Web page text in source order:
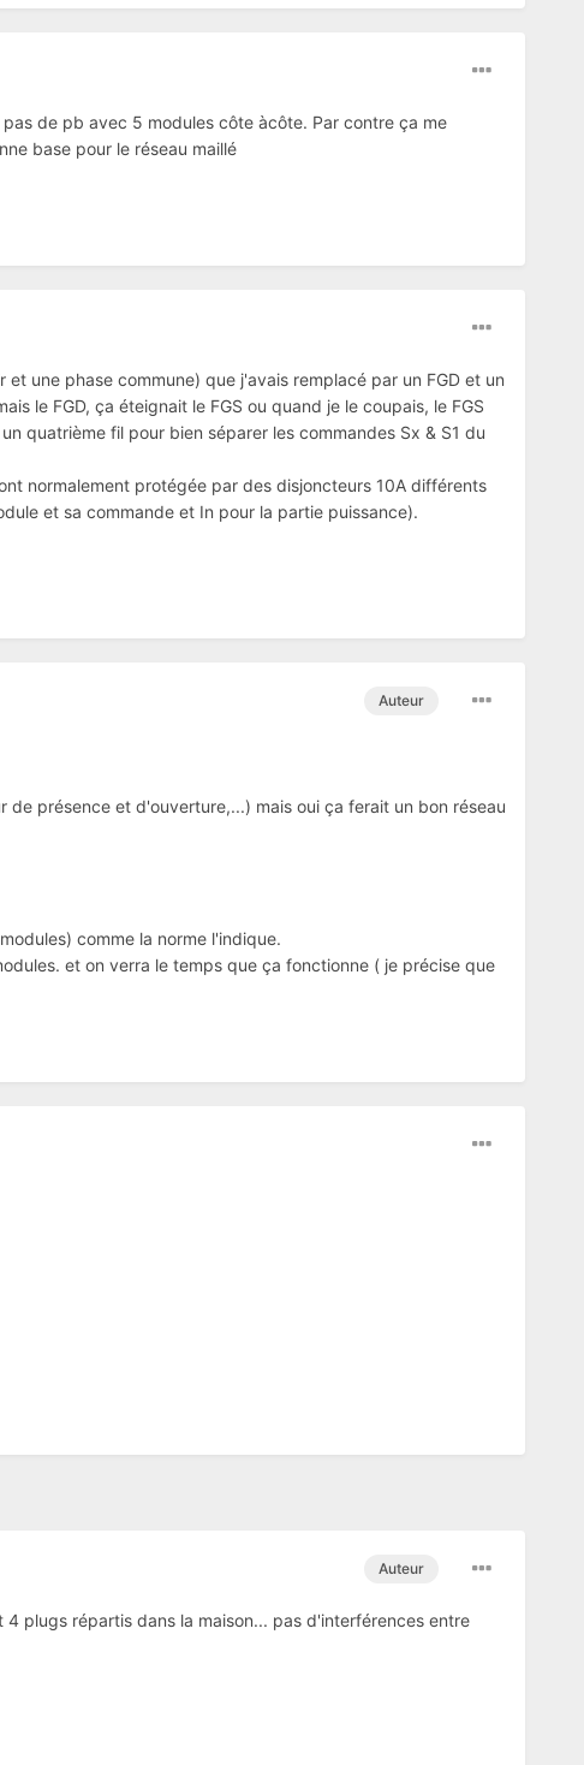
de pb avec 5 modules côte àcôte. Par contre ça me
base pour le réseau maillé
une phase commune) que j'avais remplacé par un FGD et un
le FGD, ça éteignait le FGS ou quand je le coupais, le FGS
quatrième fil pour bien séparer les commandes Sx & S1 du
normalement protégée par des disjoncteurs 10A différents
et sa commande et In pour la partie puissance).
Auteur
présence et d'ouverture,...) mais oui ça ferait un bon réseau
comme la norme l'indique.
et on verra le temps que ça fonctionne ( je précise que
Auteur
plugs répartis dans la maison... pas d'interférences entre